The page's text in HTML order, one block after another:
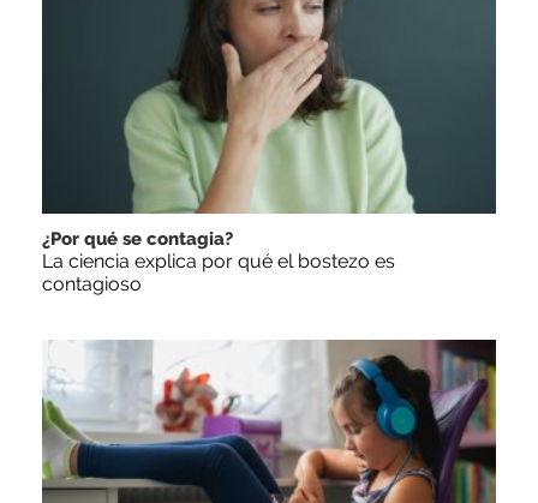
¿Por qué se contagia?
La ciencia explica por qué el bostezo es
contagioso